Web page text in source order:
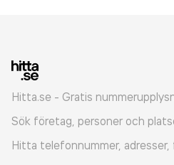
Hitta.se - Gratis
Sök företag, personer och
Hitta telefonnummer,